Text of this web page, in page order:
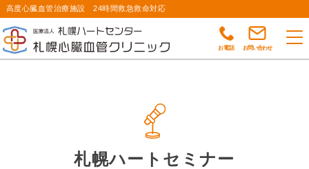
高度心臓血管治療施設 24時間救急救命対応
お電話 お問い合わせ
札幌ハートセミナー